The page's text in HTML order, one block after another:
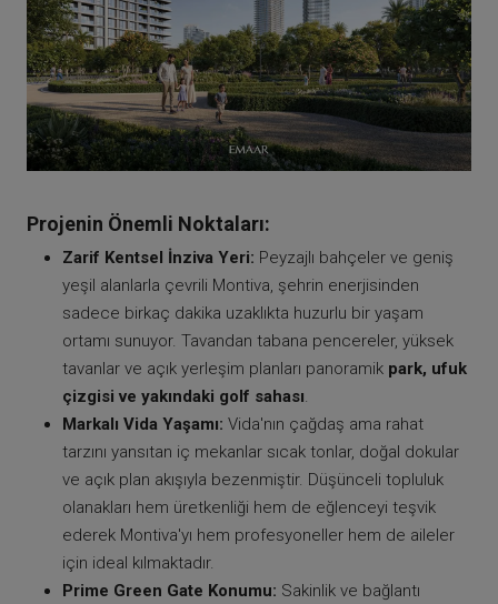
Projenin Önemli Noktaları:
Zarif Kentsel İnziva Yeri: Peyzajlı bahçeler ve geniş
yeşil alanlarla çevrili Montiva, şehrin enerjisinden
sadece birkaç dakika uzaklıkta huzurlu bir yaşam
ortamı sunuyor. Tavandan tabana pencereler, yüksek
tavanlar ve açık yerleşim planları panoramik park, ufuk
çizgisi ve yakındaki golf sahası.
Markalı Vida Yaşamı: Vida'nın çağdaş ama rahat
tarzını yansıtan iç mekanlar sıcak tonlar, doğal dokular
ve açık plan akışıyla bezenmiştir. Düşünceli topluluk
olanakları hem üretkenliği hem de eğlenceyi teşvik
ederek Montiva'yı hem profesyoneller hem de aileler
için ideal kılmaktadır.
Prime Green Gate Konumu: Sakinlik ve bağlantı